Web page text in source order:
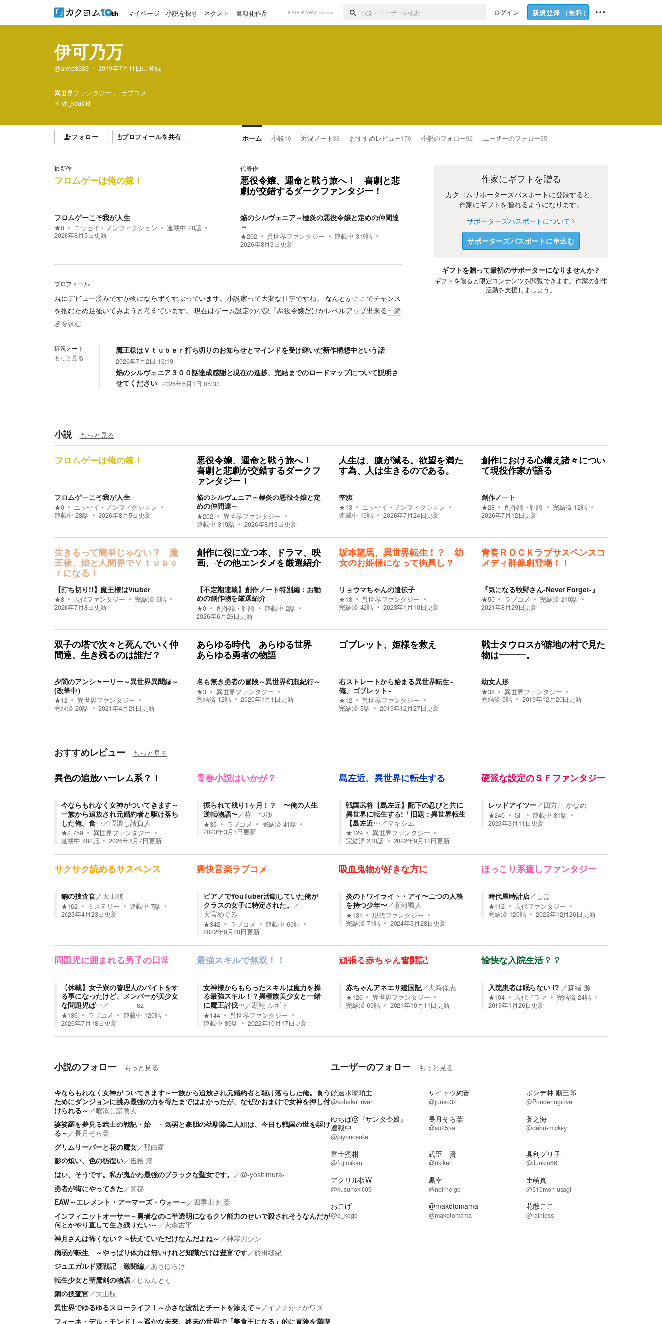
マイページ 小説を探す ネクスト 書籍化作品 KADOKAWA Group ログイン 新規登録 （無料）
伊可乃万
@arete3589 2019年7月11日に登録
異世界ファンタジー
ラブコメ
yh_kousiki
フォロー プロフィールを共有 ホーム 小説16 近況ノート38 おすすめレビュー170 小説のフォロー92 ユーザーのフォロー35
最新作
フロムゲーは俺の嫁！
フロムゲーこそ我が人生
★0 エッセイ・ノンフィクション 連載中 28話
2026年8月5日更新
代表作
悪役令嬢、運命と戦う旅へ！ 喜劇と悲
劇が交錯するダークファンタジー！
焔のシルヴェニア～極炎の悪役令嬢と定めの仲間達
～
★202 異世界ファンタジー 連載中 319話
2026年8月3日更新
プロフィール
既にデビュー済みですが物にならずくすぶっています。小説家って大変な仕事ですね。 なんとかここでチャンス
を掴むため足掻いてみようと考えています。 現在はゲーム設定の小説『悪役令嬢だけがレベルアップ出来る…続
きを読む
近況ノート
もっと見る
魔王様はＶｔｕｂｅｒ打ち切りのお知らせとマインドを受け継いだ新作構想中という話
2026年7月2日 16:19
焔のシルヴェニア３００話達成感謝と現在の進捗、完結までのロードマップについて説明さ
せてください 2026年6月1日 05:33
作家にギフトを贈る
カクヨムサポーターズパスポートに登録すると、
作家にギフトを贈れるようになります。
サポーターズパスポートについて
サポーターズパスポートに申込む
ギフトを贈って最初のサポーターになりませんか？
ギフトを贈ると限定コンテンツを閲覧できます。作家の創作
活動を支援しましょう。
小説 もっと見る
フロムゲーは俺の嫁！
フロムゲーこそ我が人生
★0
エッセイ・ノンフィクション
連載中 28話 2026年8月5日更新
悪役令嬢、運命と戦う旅へ！
喜劇と悲劇が交錯するダークフ
ァンタジー！
焔のシルヴェニア～極炎の悪役令嬢と定
めの仲間達～
★202
異世界ファンタジー
連載中 319話 2026年8月3日更新
人生は、腹が減る。欲望を満た
す為、人は生きるのである。
空腹
★13
エッセイ・ノンフィクション
連載中 19話 2026年7月24日更新
創作における心構え諸々につい
て現役作家が語る
創作ノート
★28 創作論・評論 完結済 12話
2026年7月12日更新
生きるって簡単じゃない？ 魔
王様、娘と人間界でＶｔｕｂｅ
ｒになる！
【打ち切り!!】魔王様はVtuber
★8 現代ファンタジー 完結済 6話
2026年7月8日更新
創作に役に立つ本、ドラマ、映
画、その他エンタメを厳選紹介
【不定期連載】創作ノート特別編：お勧
めの創作物を厳選紹介
★0 創作論・評論 連載中 2話
2026年6月26日更新
坂本龍馬、異世界転生！？ 幼
女のお姫様になって街興し？
リョウマちゃんの遺伝子
★18
異世界ファンタジー
完結済 42話 2023年1月10日更新
青春ＲＯＣＫラブサスペンスコ
メディ群像劇登場！！
『気になる牧野さん-Never Forget-』
★50 ラブコメ 完結済 210話
2021年8月29日更新
双子の塔で次々と死んでいく仲
間達、生き残るのは誰だ？
夕闇のアンシャーリー～異世界異聞録～
(改筆中）
★12
異世界ファンタジー
完結済 20話 2021年4月21日更新
あらゆる時代 あらゆる世界
あらゆる勇者の物語
名も無き勇者の冒険～異世界幻想紀行～
★3
異世界ファンタジー
完結済 12話 2020年1月1日更新
ゴブレット、姫様を救え
右ストレートから始まる異世界転生~
俺、ゴブレット~
★12
異世界ファンタジー
完結済 5話 2019年12月27日更新
戦士タウロスが僻地の村で見た
物は―――。
幼女人形
★38
異世界ファンタジー
完結済 5話 2019年12月20日更新
おすすめレビュー もっと見る
異色の追放ハーレム系？！
今ならもれなく女神がついてきます～
一族から追放され元婚約者と駆け落ち
した俺。食…／暇潰し請負人
★2,759
異世界ファンタジー
連載中 882話 2026年8月7日更新
青春小説はいかが？
振られて残り1ヶ月！？ 〜俺の人生
逆転物語〜／柊 つゆ
★35 ラブコメ 完結済 41話
2023年3月1日更新
島左近、異世界に転生する
戦国武将【島左近】配下の忍びと共に
異世界に転生する!「旧題：異世界転生
【島左近…／マキシム
★129
異世界ファンタジー
完結済 230話 2022年9月12日更新
硬派な設定のＳＦファンタジー
レッドアイツー／四方川 かなめ
★240 SF 連載中 81話
2023年3月11日更新
サクサク読めるサスペンス
鋼の捜査官／大山航
★162 ミステリー 連載中 7話
2023年4月23日更新
痛快音楽ラブコメ
ピアノでYouTuber活動していた俺が
クラスの女子に特定された。 ／
大官めぐみ
★342 ラブコメ 連載中 69話
2022年9月28日更新
吸血鬼物が好きな方に
炎のトワイライト・アイ〜二つの人格
を持つ少年〜／蒼河颯人
★131
現代ファンタジー
完結済 71話 2024年3月28日更新
ほっこり系癒しファンタジー
時代屋時計店／ しほ
★112
現代ファンタジー
完結済 120話 2022年12月26日更新
問題児に囲まれる男子の日常
【休載】女子寮の管理人のバイトをす
る事になったけど、メンバーが美少女
な問題児ば…／ _______sz
★136 ラブコメ 連載中 120話
2026年7月18日更新
最強スキルで無双！！
女神様からもらったスキルは魔力を操
る最強スキル！？異種族美少女と一緒
に魔王討伐…／覇翔 ルギト
★144
異世界ファンタジー
連載中 89話 2022年10月17日更新
頑張る赤ちゃん奮闘記
赤ちゃんアネエサ建国記／犬時保志
★126
異世界ファンタジー
完結済 69話 2021年10月11日更新
愉快な入院生活？？
入院患者は眠らない !? ／森緒 源
★104 現代ドラマ 完結済 24話
2019年1月26日更新
小説のフォロー もっと見る
今ならもれなく女神がついてきます～一族から追放され元婚約者と駆け落ちした俺。食う
ためにダンジョンに挑み最強の力を得たまではよかったが、なぜかおまけで女神を押し付
けられる～ ／暇潰し請負人
婆娑羅を夢見る武士の戦記・始 ～気弱と豪胆の幼馴染二人組は、今日も戦国の世を駆け
る～ ／長月そら葉
グリムリーパーと花の魔女／那由羅
影の煩い、色の彷徨い／伍拾 漆
はい、そうです。私が鬼かわ最強のブラックな聖女です。 ／@-yoshimura-
勇者が街にやってきた／覧都
EAW～エレメント・アーマーズ・ウォー～ ／四季山 紅葉
インフィニットオーサー～勇者なのに半透明になるクソ能力のせいで殺されそうなんだが
何とかやり直して生き残りたい～ ／大森吉平
神月さんは怖くない？～怯えていただけなんだよね～ ／神霊刃シン
病弱が転生 ～やっぱり体力は無いけれど知識だけは豊富です／於田縫紀
ジュエガルド混戦記 激闘編／あさぼらけ
転生少女と聖魔剣の物語／ じゅんとく
鋼の捜査官／大山航
異世界でゆるゆるスローライフ！～小さな波乱とチートを添えて～ ／イノナかノかワズ
フィーネ・デル・モンド！～遥かな未来、終末の世界で「美食王になる」的に冒険を満喫
ユーザーのフォロー もっと見る
饒速水琥珀主
@kohaku_river
サイトウ純蒼
@junso32
ポンデ林 順三郎
@Ponderingrove
ゆちば@『サンタ令嬢』
連載中
@piyonosuke
長月そら葉
@so25r-a
蒼之海
@debu-mickey
富士蜜柑
@fujimikan
武臣 賢
@rikiken
具利グリ子
@Junkin66
アクリル板W
@kusunoki009
黒幸
@noirneige
土萌真
@510mon-usagi
おこげ
@o_koge
@makotomama
@makotomama
花散ここ
@rainless